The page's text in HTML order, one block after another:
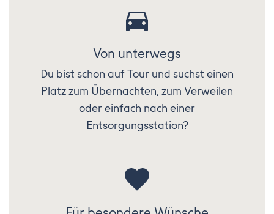
Von unterwegs
Du bist schon auf Tour und suchst einen
Platz zum Übernachten, zum Verweilen
oder einfach nach einer
Entsorgungsstation?